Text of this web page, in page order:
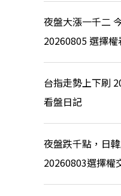
夜盤大漲一千二
20260805 選擇
台指走勢上下刷
看盤日記
夜盤跌千點，日
20260803選擇權